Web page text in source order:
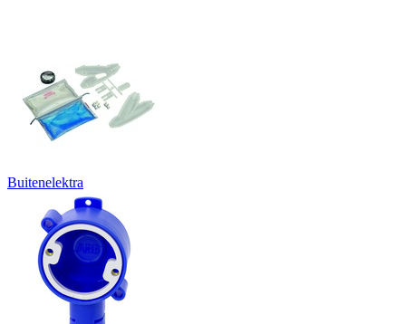
Buitenelektra